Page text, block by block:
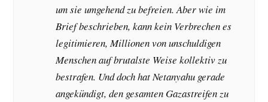
um sie umgehend zu befreien. Aber wie im
Brief beschrieben, kann kein Verbrechen es
legitimieren, Millionen von unschuldigen
Menschen auf brutalste Weise kollektiv zu
bestrafen. Und doch hat Netanyahu gerade
angekündigt, den gesamten Gazastreifen zu